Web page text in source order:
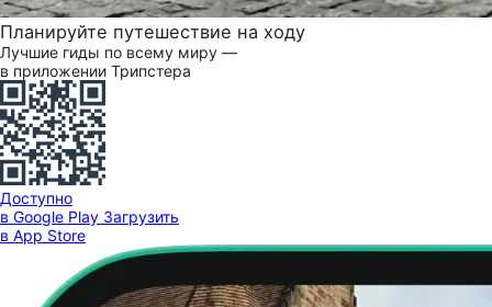
Планируйте путешествие на ходу
Лучшие гиды по всему миру —
в приложении Трипстера
Доступно
в Google Play Загрузить
в App Store